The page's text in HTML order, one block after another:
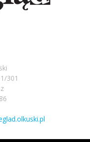
301